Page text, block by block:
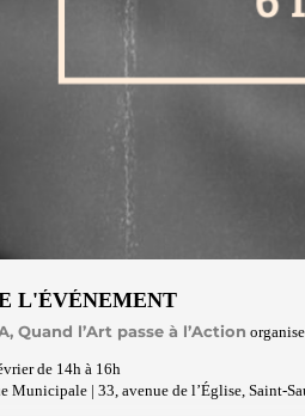
L'ÉVÉNEMENT
Quand l’Art passe à l’Action
de 14h à 16h
Municipale | 33, avenue de l’Église, Saint-